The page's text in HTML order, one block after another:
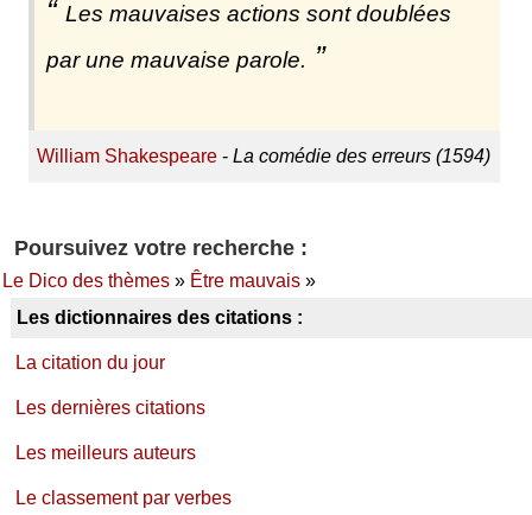
Les mauvaises actions sont doublées
par une mauvaise parole.
William Shakespeare -La comédie des erreurs (1594)
Poursuivez votre recherche :
Le Dico des thèmes» Être mauvais»
Les dictionnaires des citations :
La citation du jour
Les dernières citations
Les meilleurs auteurs
Le classement par verbes